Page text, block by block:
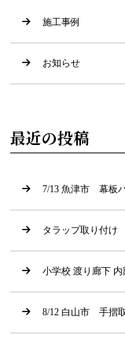
施工事例
お知らせ
最近の投稿
7/13 魚津市 幕板
タラップ取り付け
小学校 渡り廊下
8/12 白山市 手摺